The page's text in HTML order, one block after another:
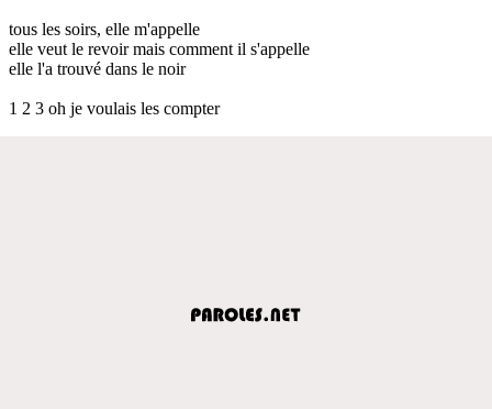
tous les soirs, elle m'appelle
elle veut le revoir mais comment il s'appelle
elle l'a trouvé dans le noir
1 2 3 oh je voulais les compter